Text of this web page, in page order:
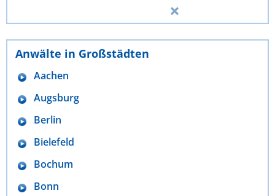
Anwälte in Großstädten
Aachen
Augsburg
Berlin
Bielefeld
Bochum
Bonn